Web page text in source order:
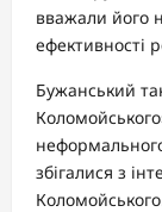
вважали його
ефективності
Бужанський
збігалися з